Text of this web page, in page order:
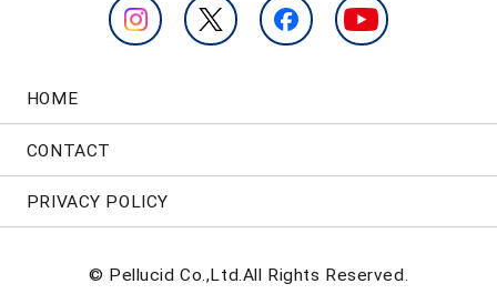
HOME
CONTACT
PRIVACY POLICY
© Pellucid Co.,Ltd.All Rights Reserved.